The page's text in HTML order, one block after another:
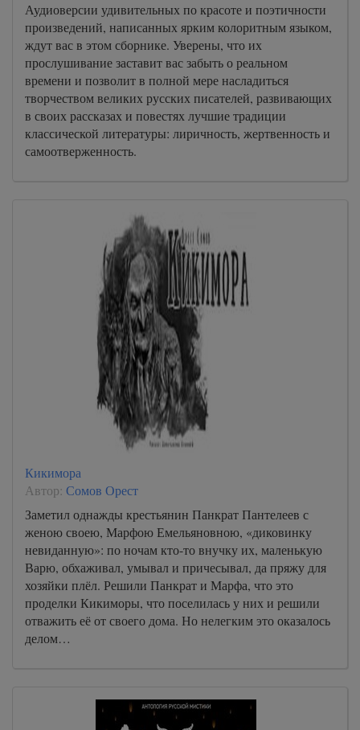
Аудиоверсии удивительных по красоте и поэтичности
произведений, написанных ярким колоритным языком,
ждут вас в этом сборнике. Уверены, что их
прослушивание заставит вас забыть о реальном
времени и позволит в полной мере насладиться
творчеством великих русских писателей, развивающих
в своих рассказах и повестях лучшие традиции
классической литературы: лиричность, жертвенность и
самоотверженность.
Кикимора
Автор: Сомов Орест
Заметил однажды крестьянин Панкрат Пантелеев с
женою своею, Марфою Емельяновною, «диковинку
невиданную»: по ночам кто-то внучку их, маленькую
Варю, обхаживал, умывал и причесывал, да пряжу для
хозяйки плёл. Решили Панкрат и Марфа, что это
проделки Кикиморы, что поселилась у них и решили
отважить её от своего дома. Но нелегким это оказалось
делом…